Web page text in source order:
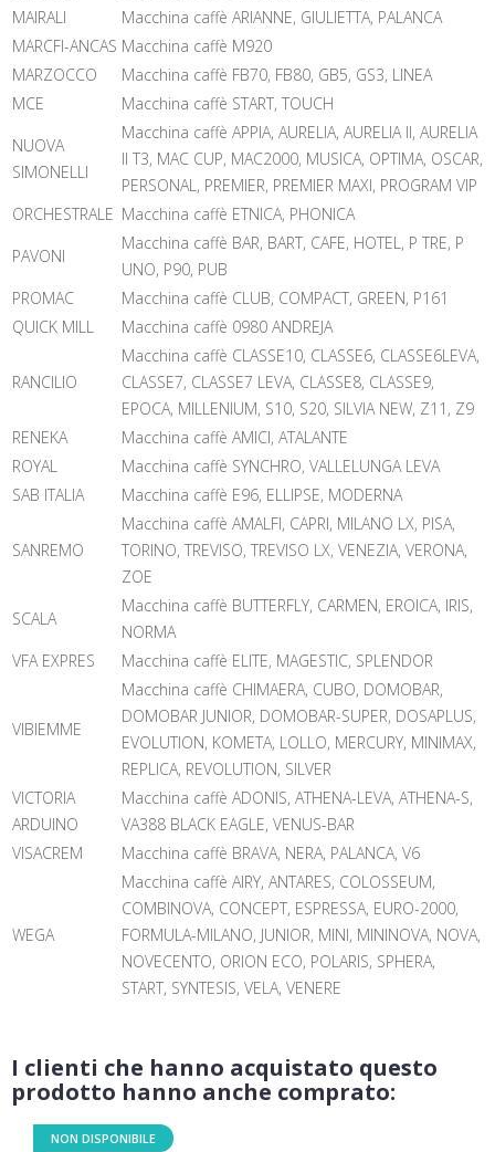
MAIRALI
Macchina caffè ARIANNE, GIULIETTA, PALANCA
MARCFI-ANCAS Macchina caffè M920
MARZOCCO
Macchina caffè FB70, FB80, GB5, GS3, LINEA
MCE
Macchina caffè START, TOUCH
NUOVA
SIMONELLI
Macchina caffè APPIA, AURELIA, AURELIA II, AURELIA
II T3, MAC CUP, MAC2000, MUSICA, OPTIMA, OSCAR,
PERSONAL, PREMIER, PREMIER MAXI, PROGRAM VIP
ORCHESTRALE Macchina caffè ETNICA, PHONICA
PAVONI
Macchina caffè BAR, BART, CAFE, HOTEL, P TRE, P
UNO, P90, PUB
PROMAC
Macchina caffè CLUB, COMPACT, GREEN, P161
QUICK MILL
Macchina caffè 0980 ANDREJA
RANCILIO
Macchina caffè CLASSE10, CLASSE6, CLASSE6LEVA,
CLASSE7, CLASSE7 LEVA, CLASSE8, CLASSE9,
EPOCA, MILLENIUM, S10, S20, SILVIA NEW, Z11, Z9
RENEKA
Macchina caffè AMICI, ATALANTE
ROYAL
Macchina caffè SYNCHRO, VALLELUNGA LEVA
SAB ITALIA
Macchina caffè E96, ELLIPSE, MODERNA
SANREMO
Macchina caffè AMALFI, CAPRI, MILANO LX, PISA,
TORINO, TREVISO, TREVISO LX, VENEZIA, VERONA,
ZOE
SCALA
Macchina caffè BUTTERFLY, CARMEN, EROICA, IRIS,
NORMA
VFA EXPRES
Macchina caffè ELITE, MAGESTIC, SPLENDOR
VIBIEMME
Macchina caffè CHIMAERA, CUBO, DOMOBAR,
DOMOBAR JUNIOR, DOMOBAR-SUPER, DOSAPLUS,
EVOLUTION, KOMETA, LOLLO, MERCURY, MINIMAX,
REPLICA, REVOLUTION, SILVER
VICTORIA
ARDUINO
Macchina caffè ADONIS, ATHENA-LEVA, ATHENA-S,
VA388 BLACK EAGLE, VENUS-BAR
VISACREM
Macchina caffè BRAVA, NERA, PALANCA, V6
WEGA
Macchina caffè AIRY, ANTARES, COLOSSEUM,
COMBINOVA, CONCEPT, ESPRESSA, EURO-2000,
FORMULA-MILANO, JUNIOR, MINI, MININOVA, NOVA,
NOVECENTO, ORION ECO, POLARIS, SPHERA,
START, SYNTESIS, VELA, VENERE
I clienti che hanno acquistato questo
prodotto hanno anche comprato:
NON DISPONIBILE